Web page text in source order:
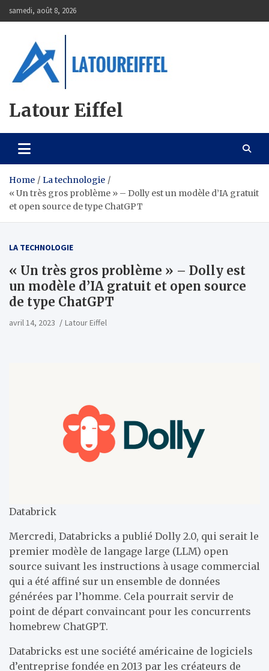
to
samedi, août 8, 2026
Latour Eiffel
Home
La technologie
« Un très gros problème » – Dolly est un modèle d’IA gratuit
et open source de type ChatGPT
LA TECHNOLOGIE
« Un très gros problème » – Dolly est
un modèle d’IA gratuit et open source
de type ChatGPT
avril 14, 2023 Latour Eiffel
Databrick
Mercredi, Databricks a publié Dolly 2.0, qui serait le
premier modèle de langage large (LLM) open
source suivant les instructions à usage commercial
qui a été affiné sur un ensemble de données
générées par l’homme. Cela pourrait servir de
point de départ convaincant pour les concurrents
homebrew ChatGPT.
Databricks est une société américaine de logiciels
d’entreprise fondée en 2013 par les créateurs de